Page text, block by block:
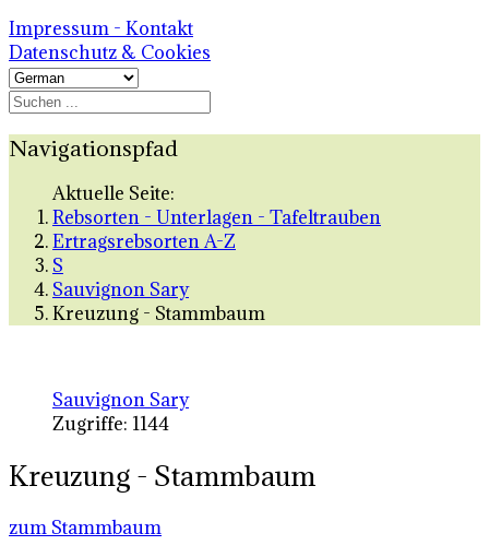
Impressum - Kontakt
Datenschutz & Cookies
Navigationspfad
Aktuelle Seite:
Rebsorten - Unterlagen - Tafeltrauben
Ertragsrebsorten A-Z
S
Sauvignon Sary
Kreuzung - Stammbaum
Sauvignon Sary
Zugriffe: 1144
Kreuzung - Stammbaum
zum Stammbaum